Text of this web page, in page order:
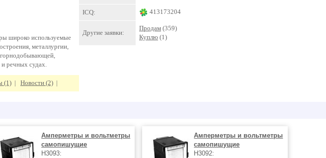
широко используемые
металлургии,
горнодобывающей,
речных судах.
(1) | Новости (2) |
ICQ: 413173204
Другие заявки:
Продам (359)
Куплю (1)
Амперметры и вольтметры
самопишущие
Н3093:
Амперметры и вольтметры
самопишущие
Н3092: